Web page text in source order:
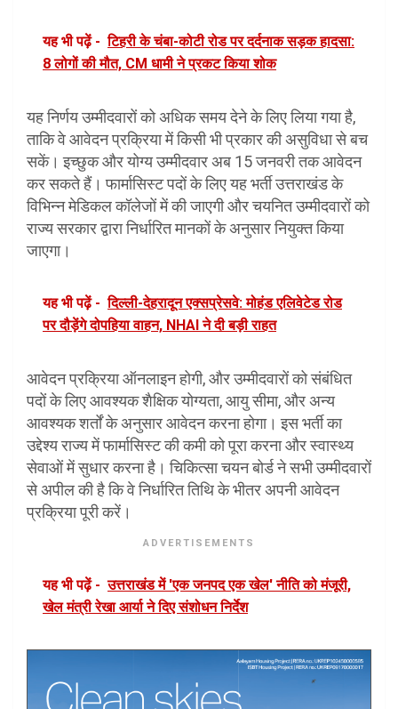
यह भी पढ़ें - टिहरी के चंबा-कोटी रोड पर दर्दनाक सड़क हादसा:
8 लोगों की मौत, CM धामी ने प्रकट किया शोक
यह निर्णय उम्मीदवारों को अधिक समय देने के लिए लिया गया है,
ताकि वे आवेदन प्रक्रिया में किसी भी प्रकार की असुविधा से बच
सकें। इच्छुक और योग्य उम्मीदवार अब 15 जनवरी तक आवेदन
कर सकते हैं। फार्मासिस्ट पदों के लिए यह भर्ती उत्तराखंड के
विभिन्न मेडिकल कॉलेजों में की जाएगी और चयनित उम्मीदवारों को
राज्य सरकार द्वारा निर्धारित मानकों के अनुसार नियुक्त किया
जाएगा।
यह भी पढ़ें - दिल्ली-देहरादून एक्सप्रेसवे: मोहंड एलिवेटेड रोड
पर दौड़ेंगे दोपहिया वाहन, NHAI ने दी बड़ी राहत
आवेदन प्रक्रिया ऑनलाइन होगी, और उम्मीदवारों को संबंधित
पदों के लिए आवश्यक शैक्षिक योग्यता, आयु सीमा, और अन्य
आवश्यक शर्तों के अनुसार आवेदन करना होगा। इस भर्ती का
उद्देश्य राज्य में फार्मासिस्ट की कमी को पूरा करना और स्वास्थ्य
सेवाओं में सुधार करना है। चिकित्सा चयन बोर्ड ने सभी उम्मीदवारों
से अपील की है कि वे निर्धारित तिथि के भीतर अपनी आवेदन
प्रक्रिया पूरी करें।
ADVERTISEMENTS
यह भी पढ़ें - उत्तराखंड में 'एक जनपद एक खेल' नीति को मंजूरी,
खेल मंत्री रेखा आर्या ने दिए संशोधन निर्देश